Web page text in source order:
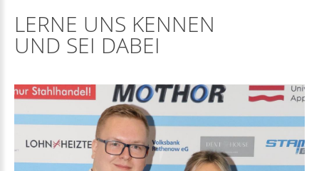
LERNE UNS KENNEN
UND SEI DABEI